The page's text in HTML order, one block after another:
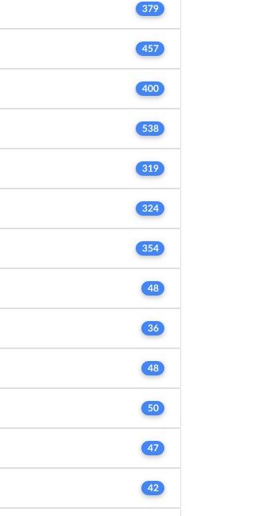
379
457
400
538
319
324
354
48
36
48
50
47
42